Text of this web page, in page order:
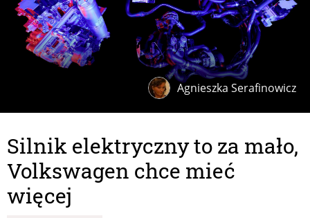
Agnieszka Serafinowicz
Silnik elektryczny to za mało,
Volkswagen chce mieć
więcej